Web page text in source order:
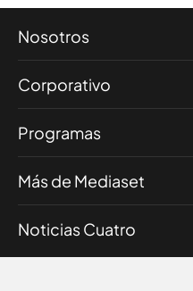
Nosotros
Corporativo
Programas
Más de Mediaset
Noticias Cuatro